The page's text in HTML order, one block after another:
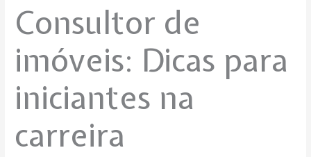
Consultor de
imóveis: Dicas para
iniciantes na
carreira